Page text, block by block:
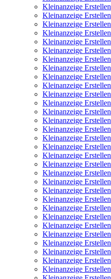
Kleinanzeige Erstellen
Kleinanzeige Erstellen
Kleinanzeige Erstellen
Kleinanzeige Erstellen
Kleinanzeige Erstellen
Kleinanzeige Erstellen
Kleinanzeige Erstellen
Kleinanzeige Erstellen
Kleinanzeige Erstellen
Kleinanzeige Erstellen
Kleinanzeige Erstellen
Kleinanzeige Erstellen
Kleinanzeige Erstellen
Kleinanzeige Erstellen
Kleinanzeige Erstellen
Kleinanzeige Erstellen
Kleinanzeige Erstellen
Kleinanzeige Erstellen
Kleinanzeige Erstellen
Kleinanzeige Erstellen
Kleinanzeige Erstellen
Kleinanzeige Erstellen
Kleinanzeige Erstellen
Kleinanzeige Erstellen
Kleinanzeige Erstellen
Kleinanzeige Erstellen
Kleinanzeige Erstellen
Kleinanzeige Erstellen
Kleinanzeige Erstellen
Kleinanzeige Erstellen
Kleinanzeige Erstellen